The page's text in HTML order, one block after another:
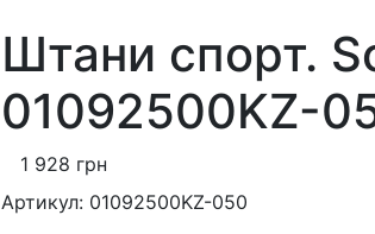
Штани спорт.
01092500KZ-
1 928 грн
Артикул: 01092500KZ-050